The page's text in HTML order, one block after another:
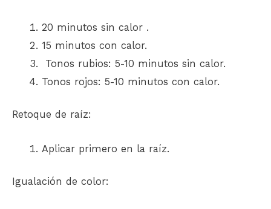
20 minutos sin calor .
15 minutos con calor.
Tonos rubios: 5-10 minutos sin calor.
Tonos rojos: 5-10 minutos con calor.
Retoque de raíz:
Aplicar primero en la raíz.
Igualación de color: